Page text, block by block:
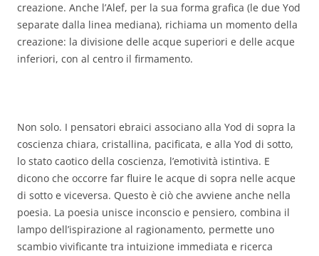
creazione. Anche l’Alef, per la sua forma grafica (le due Yod
separate dalla linea mediana), richiama un momento della
creazione: la divisione delle acque superiori e delle acque
inferiori, con al centro il firmamento.
Non solo. I pensatori ebraici associano alla Yod di sopra la
coscienza chiara, cristallina, pacificata, e alla Yod di sotto,
lo stato caotico della coscienza, l’emotività istintiva. E
dicono che occorre far fluire le acque di sopra nelle acque
di sotto e viceversa. Questo è ciò che avviene anche nella
poesia. La poesia unisce inconscio e pensiero, combina il
lampo dell’ispirazione al ragionamento, permette uno
scambio vivificante tra intuizione immediata e ricerca